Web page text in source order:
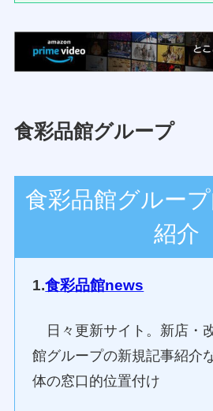
食彩品館グループ
食彩品館グルー
紹介
1.食彩品館news
日々更新サイト。新店・
館グループの新規記事紹介
体の窓口的位置付け